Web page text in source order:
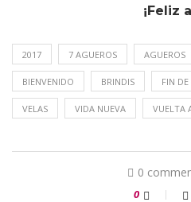
¡Feliz
2017 7 AGUEROS AGUEROS
BIENVENIDO BRINDIS FIN
VELAS VIDA NUEVA VUELTA
0
0